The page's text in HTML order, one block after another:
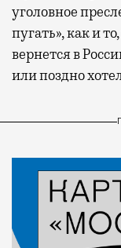
уголовное
пугать», как и
вернется в
или поздно